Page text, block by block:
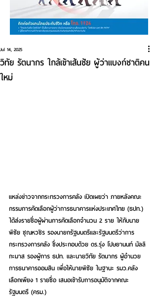
วิทัย รัตนากร ใกล้เข้าเส้นชัย ผู้ว่าแบงก์ชาติคน
ใหม่
Jul 14, 2025
แหล่งข่าวจากกระทรวงการคลัง เปิดเผยว่า ภายหลังคณะ
กรรมการคัดเลือกผู้ว่าการธนาคารแห่งประเทศไทย (ธปท.)
ได้ส่งรายชื่อผู้ผ่านการคัดเลือกจำนวน 2 ราย ให้กับนาย
พิชัย ชุณหวชิร รองนายกรัฐมนตรีและรัฐมนตรีว่าการ
กระทรวงการคลัง ซึ่งประกอบด้วย ดร.รุ่ง โปษยานนท์ มัลลิ
กะมาส รองผู้การ ธปท. และนายวิทัย รัตนากร ผู้อำนวย
การธนาคารออมสิน เพื่อให้นายพิชัย ในฐานะ รมว.คลัง
เลือกเพียง 1 รายชื่อ เสนอเข้ารับการอนุมัติจากคณะ
รัฐมนตรี (ครม.)